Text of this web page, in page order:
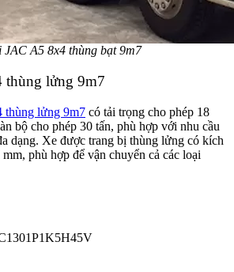
JAC A5 8x4 thùng bạt 9m7
thùng lửng 9m7
thùng lửng 9m7 có tải trọng cho phép 18
bộ cho phép 30 tấn, phù hợp với nhu cầu
dạng. Xe được trang bị thùng lửng có kích
phù hợp để vận chuyển cả các loại